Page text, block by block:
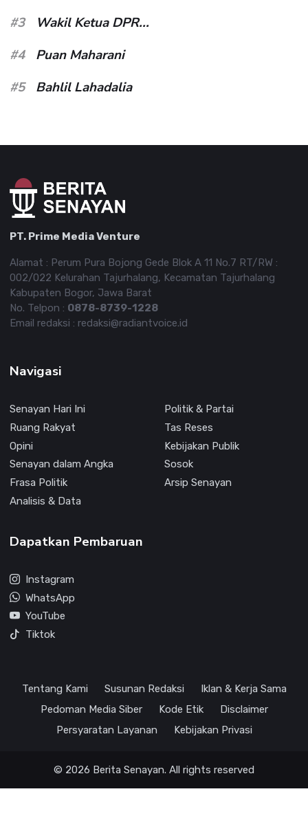
#3
Wakil Ketua DPR...
#4
Puan Maharani
#5
Bahlil Lahadalia
PT. Prime Media Venture
Alamat : Perum Pura Bojong Gede Blok A 11 No.7 RT/RW :
002/022 Kelurahan Tajurhalang, Kecamatan Tajurhalang
Kabupaten Bogor, Jawa Barat
No. Telpon : 0878-8739-1228
Email redaksi : redaksi@radiantvoice.id
Navigasi
Senayan Hari Ini
Politik & Partai
Ruang Rakyat
Tas Reses
Opini
Kebijakan Publik
Senayan dalam Angka
Sosok
Frasa Politik
Arsip Senayan
Analisis & Data
Dapatkan Pembaruan
Instagram
WhatsApp
YouTube
Tiktok
Tentang Kami Susunan Redaksi
Iklan & Kerja Sama
Pedoman Media Siber
Kode Etik
Disclaimer
Persyaratan Layanan
Kebijakan Privasi
© 2026 Berita Senayan. All rights reserved